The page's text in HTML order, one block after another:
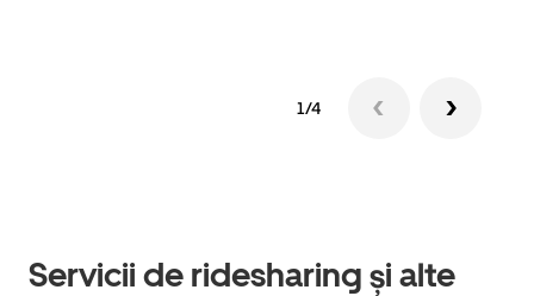
1/4
Servicii de ridesharing și alte